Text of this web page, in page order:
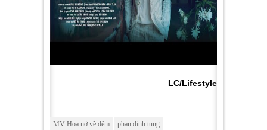
LC/Lifestyle
MV Hoa nở về đêm phan dinh tung